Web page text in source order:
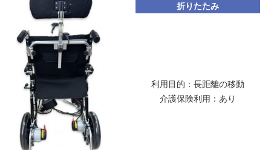
折りたたみ
利用目的：長距離の移動
介護保険利用：あり